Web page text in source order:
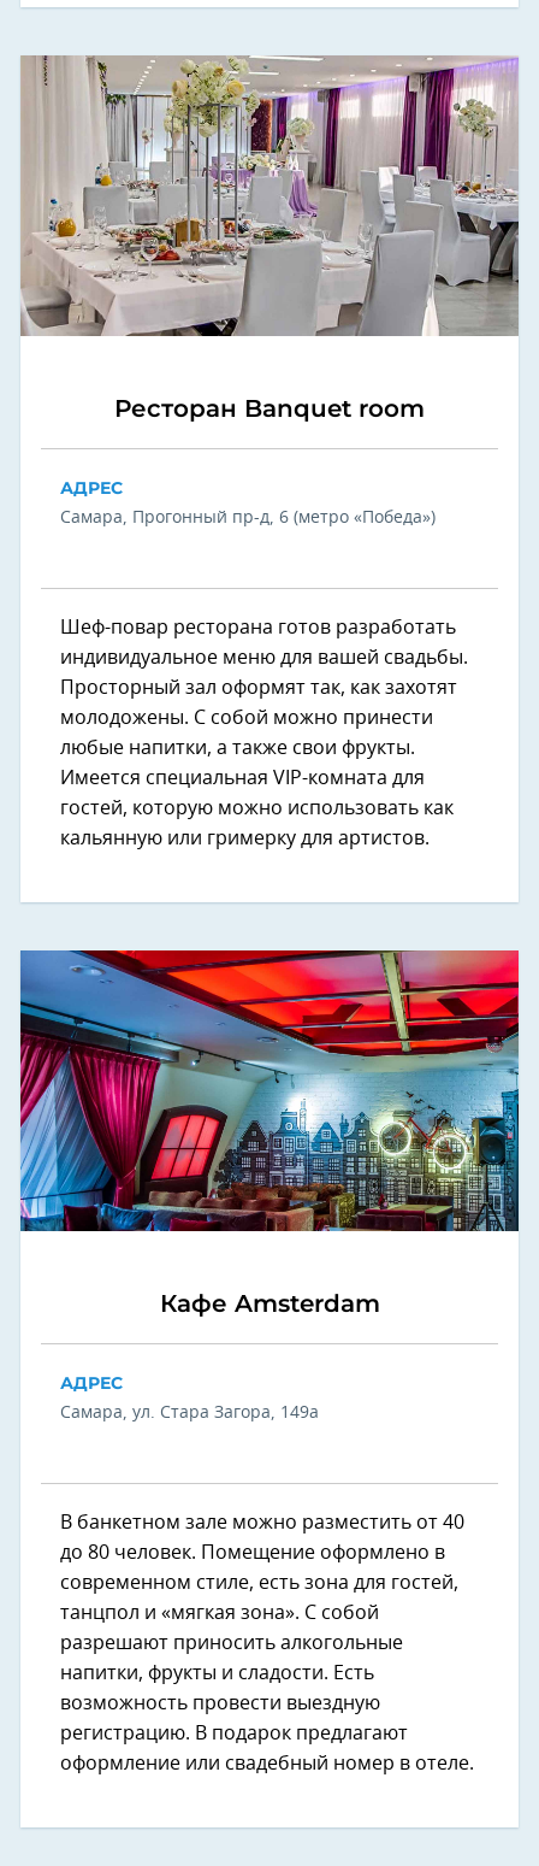
Ресторан Banquet room
АДРЕС
Самара, Прогонный пр-д, 6 (метро «Победа»)
Шеф-повар ресторана готов разработать
индивидуальное меню для вашей свадьбы.
Просторный зал оформят так, как захотят
молодожены. С собой можно принести
любые напитки, а также свои фрукты.
Имеется специальная VIP-комната для
гостей, которую можно использовать как
кальянную или гримерку для артистов.
Кафе Amsterdam
АДРЕС
Самара, ул. Стара Загора, 149а
В банкетном зале можно разместить от 40
до 80 человек. Помещение оформлено в
современном стиле, есть зона для гостей,
танцпол и «мягкая зона». С собой
разрешают приносить алкогольные
напитки, фрукты и сладости. Есть
возможность провести выездную
регистрацию. В подарок предлагают
оформление или свадебный номер в отеле.